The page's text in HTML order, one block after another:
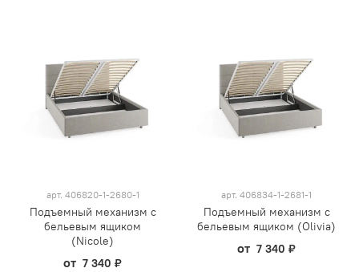
арт. 406820-1-2680-1
Подъемный механизм с
бельевым ящиком
(Nicole)
от 7 340 ₽
арт. 406834-1-2681-1
Подъемный механизм с
бельевым ящиком (Olivia)
от 7 340 ₽